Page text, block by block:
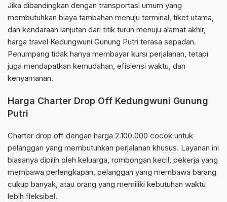
Jika dibandingkan dengan transportasi umum yang
membutuhkan biaya tambahan menuju terminal, tiket utama,
dan kendaraan lanjutan dari titik turun menuju alamat akhir,
harga travel Kedungwuni Gunung Putri terasa sepadan.
Penumpang tidak hanya membayar kursi perjalanan, tetapi
juga mendapatkan kemudahan, efisiensi waktu, dan
kenyamanan.
Harga Charter Drop Off Kedungwuni Gunung
Putri
Charter drop off dengan harga 2.100.000 cocok untuk
pelanggan yang membutuhkan perjalanan khusus. Layanan ini
biasanya dipilih oleh keluarga, rombongan kecil, pekerja yang
membawa perlengkapan, pelanggan yang membawa barang
cukup banyak, atau orang yang memiliki kebutuhan waktu
lebih fleksibel.